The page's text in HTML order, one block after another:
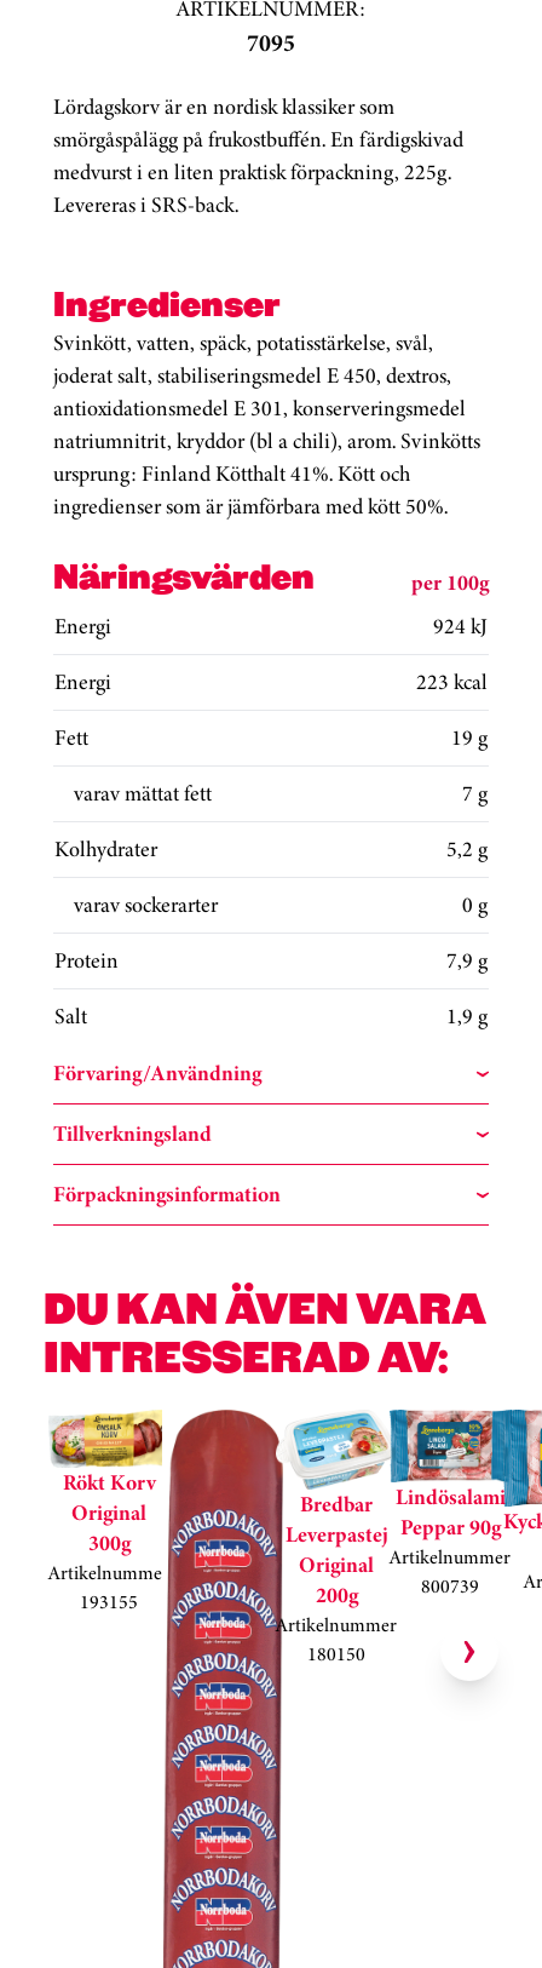
ARTIKELNUMMER:
7095
Lördagskorv är en nordisk klassiker som
smörgåspålägg på frukostbuffén. En färdigskivad
medvurst i en liten praktisk förpackning, 225g.
Levereras i SRS-back.
Ingredienser
Svinkött, vatten, späck, potatisstärkelse, svål,
joderat salt, stabiliseringsmedel E 450, dextros,
antioxidationsmedel E 301, konserveringsmedel
natriumnitrit, kryddor (bl a chili), arom. Svinkötts
ursprung: Finland Kötthalt 41%. Kött och
ingredienser som är jämförbara med kött 50%.
Näringsvärden
per 100g
Energi
924 kJ
Energi
223 kcal
Fett
19 g
varav mättat fett
7 g
Kolhydrater
5,2 g
varav sockerarter
0 g
Protein
7,9 g
Salt
1,9 g
Förvaring/Användning
Tillverkningsland
Förpackningsinformation
DU KAN ÄVEN VARA
INTRESSERAD AV:
Hoppa över kortkarusell
Rökt Korv
Original
300g
Artikelnummer
193155
Bredbar
Leverpastej
Original
200g
Artikelnummer
180150
Lindösalami
Peppar 90g
Artikelnummer
800739